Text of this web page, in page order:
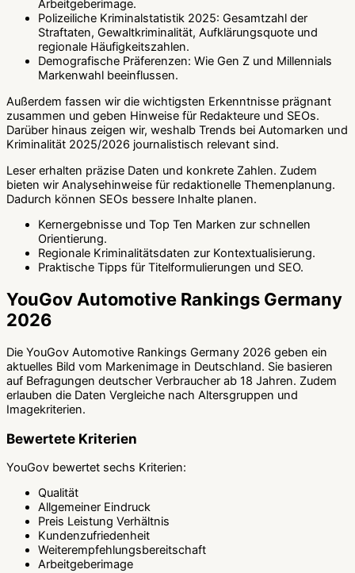
Arbeitgeberimage.
Polizeiliche Kriminalstatistik 2025: Gesamtzahl der
Straftaten, Gewaltkriminalität, Aufklärungsquote und
regionale Häufigkeitszahlen.
Demografische Präferenzen: Wie Gen Z und Millennials
Markenwahl beeinflussen.
Außerdem fassen wir die wichtigsten Erkenntnisse prägnant
zusammen und geben Hinweise für Redakteure und SEOs.
Darüber hinaus zeigen wir, weshalb Trends bei Automarken und
Kriminalität 2025/2026 journalistisch relevant sind.
Leser erhalten präzise Daten und konkrete Zahlen. Zudem
bieten wir Analysehinweise für redaktionelle Themenplanung.
Dadurch können SEOs bessere Inhalte planen.
Kernergebnisse und Top Ten Marken zur schnellen
Orientierung.
Regionale Kriminalitätsdaten zur Kontextualisierung.
Praktische Tipps für Titelformulierungen und SEO.
YouGov Automotive Rankings Germany
2026
Die YouGov Automotive Rankings Germany 2026 geben ein
aktuelles Bild vom Markenimage in Deutschland. Sie basieren
auf Befragungen deutscher Verbraucher ab 18 Jahren. Zudem
erlauben die Daten Vergleiche nach Altersgruppen und
Imagekriterien.
Bewertete Kriterien
YouGov bewertet sechs Kriterien:
Qualität
Allgemeiner Eindruck
Preis Leistung Verhältnis
Kundenzufriedenheit
Weiterempfehlungsbereitschaft
Arbeitgeberimage